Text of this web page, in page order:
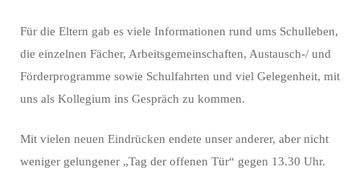
Für die Eltern gab es viele Informationen rund ums Schulleben,
die einzelnen Fächer, Arbeitsgemeinschaften, Austausch-/ und
Förderprogramme sowie Schulfahrten und viel Gelegenheit, mit
uns als Kollegium ins Gespräch zu kommen.
Mit vielen neuen Eindrücken endete unser anderer, aber nicht
weniger gelungener „Tag der offenen Tür“ gegen 13.30 Uhr.